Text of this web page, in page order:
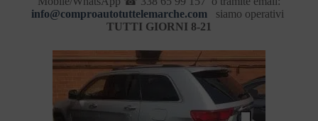
info@comproautotuttelemarche.com siamo operativi
TUTTI GIORNI 8-21